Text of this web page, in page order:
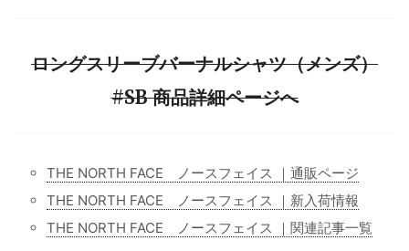
ロングスリーブバーナルシャツ（メンズ）
#SB 商品詳細ページへ
THE NORTH FACE ノースフェイス ｜通販ページ
THE NORTH FACE ノースフェイス ｜新入荷情報
THE NORTH FACE ノースフェイス ｜関連記事一覧